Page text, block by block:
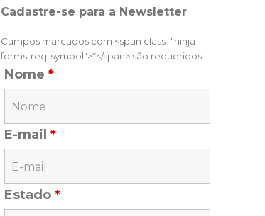
Cadastre-se para a Newsletter
Campos marcados com <span class="ninja-
forms-req-symbol">*</span> são requeridos
Nome *
E-mail *
Estado *